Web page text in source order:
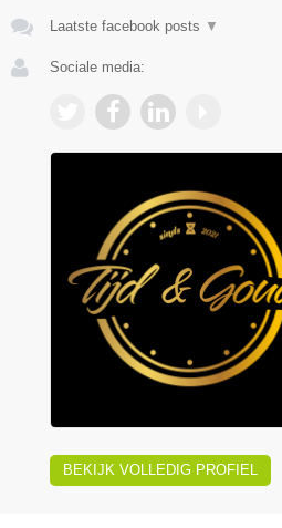
Laatste facebook posts ▼
Sociale media:
BEKIJK VOLLEDIG PROFIEL